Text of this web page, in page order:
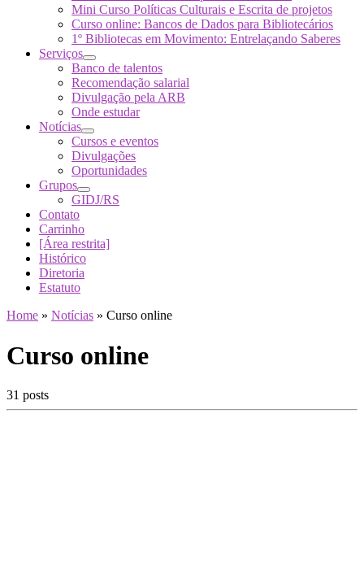
Mini Curso Políticas Culturais e Escrita de projetos
Curso online: Bancos de Dados para Bibliotecários
1º Bibliotecas em Movimento: Entrelaçando Saberes
Serviços
Banco de talentos
Recomendação salarial
Divulgação pela ARB
Onde estudar
Notícias
Cursos e eventos
Divulgações
Oportunidades
Grupos
GIDJ/RS
Contato
Carrinho
[Área restrita]
Histórico
Diretoria
Estatuto
Home » Notícias » Curso online
Curso online
31 posts